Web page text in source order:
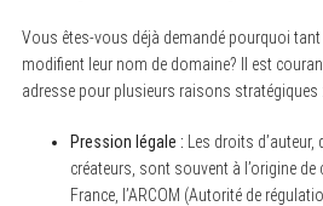
Vous êtes-vous déjà demandé pourquoi
modifient leur nom de domaine? Il est
adresse pour plusieurs raisons stratégiques :
Pression légale : Les droits
créateurs, sont souvent à l’origine de
France, l’ARCOM (Autorité de